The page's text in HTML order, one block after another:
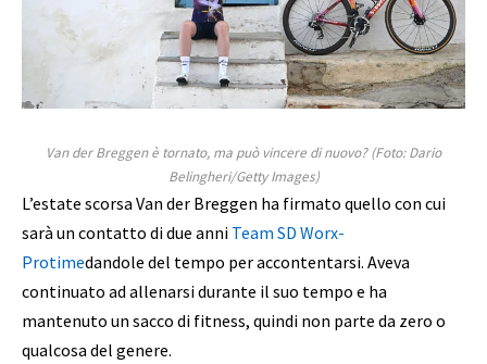
Van der Breggen è tornato, ma può vincere di nuovo?(Foto: Dario
Belingheri/Getty Images)
L’estate scorsa Van der Breggen ha firmato quello con cui
sarà un contatto di due anni Team SD Worx-
Protimedandole del tempo per accontentarsi. Aveva
continuato ad allenarsi durante il suo tempo e ha
mantenuto un sacco di fitness, quindi non parte da zero o
qualcosa del genere.